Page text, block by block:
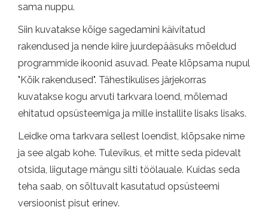
sama nuppu.
Siin kuvatakse kõige sagedamini käivitatud
rakendused ja nende kiire juurdepääsuks mõeldud
programmide ikoonid asuvad. Peate klõpsama nupul
"Kõik rakendused". Tähestikulises järjekorras
kuvatakse kogu arvuti tarkvara loend, mõlemad
ehitatud opsüsteemiga ja mille installite lisaks lisaks.
Leidke oma tarkvara sellest loendist, klõpsake nime
ja see algab kohe. Tulevikus, et mitte seda pidevalt
otsida, liigutage mängu silti töölauale. Kuidas seda
teha saab, on sõltuvalt kasutatud opsüsteemi
versioonist pisut erinev.